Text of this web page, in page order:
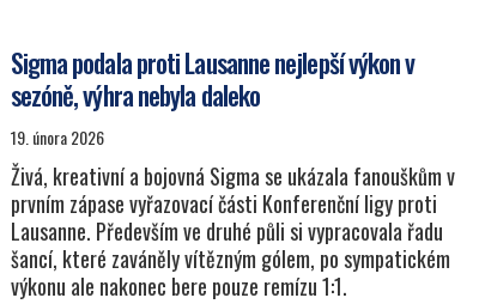
Sigma podala proti Lausanne nejlepší výkon v
sezóně, výhra nebyla daleko
19. února 2026
Živá, kreativní a bojovná Sigma se ukázala fanouškům v
prvním zápase vyřazovací části Konferenční ligy proti
Lausanne. Především ve druhé půli si vypracovala řadu
šancí, které zaváněly vítězným gólem, po sympatickém
výkonu ale nakonec bere pouze remízu 1:1.